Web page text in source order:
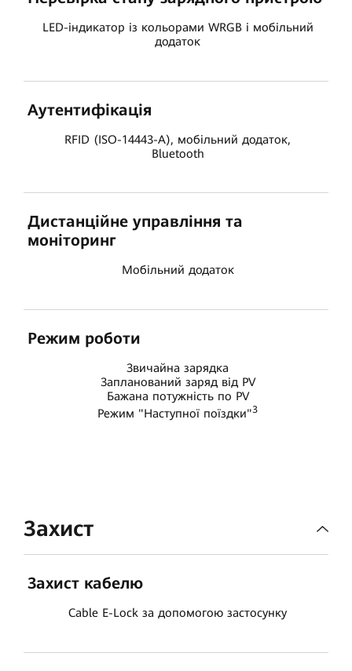
LED-індикатор із кольорами WRGB і мобільний
додаток
Аутентифікація
RFID (ISO-14443-A), мобільний додаток,
Bluetooth
Дистанційне управління та
моніторинг
Мобільний додаток
Режим роботи
Звичайна зарядка
Запланований заряд від PV
Бажана потужність по PV
Режим "Наступної поїздки"3
Захист
Захист кабелю
Cable E-Lock за допомогою застосунку